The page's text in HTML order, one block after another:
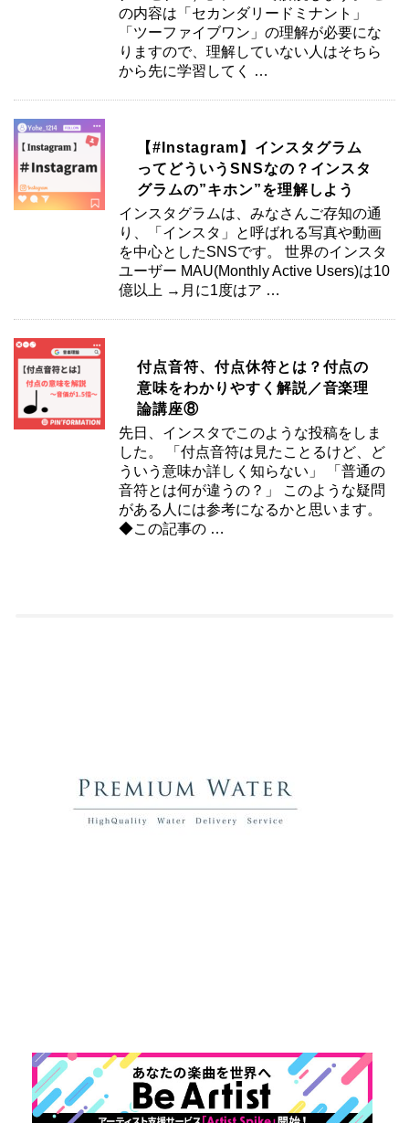
の内容は「セカンダリードミナント」
「ツーファイブワン」の理解が必要にな
りますので、理解していない人はそちら
から先に学習してく …
【#Instagram】インスタグラム
ってどういうSNSなの？インスタ
グラムの”キホン”を理解しよう
インスタグラムは、みなさんご存知の通
り、「インスタ」と呼ばれる写真や動画
を中心としたSNSです。 世界のインスタ
ユーザー MAU(Monthly Active Users)は10
億以上 →月に1度はア …
付点音符、付点休符とは？付点の
意味をわかりやすく解説／音楽理
論講座⑧
先日、インスタでこのような投稿をしま
した。 「付点音符は見たことるけど、ど
ういう意味か詳しく知らない」 「普通の
音符とは何が違うの？」 このような疑問
がある人には参考になるかと思います。
◆この記事の …